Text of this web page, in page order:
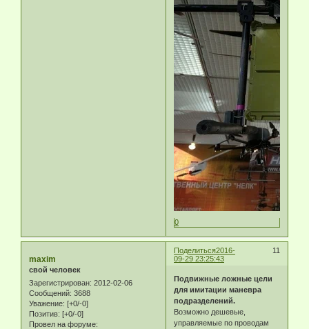
0
Поделиться 11
2016-
09-29 23:25:43
maxim
свой человек
Зарегистрирован: 2012-02-06
Сообщений: 3688
Уважение: [+0/-0]
Позитив: [+0/-0]
Провел на форуме:
Подвижные ложные цели
для имитации маневра
подразделений.
Возможно дешевые,
управляемые по проводам